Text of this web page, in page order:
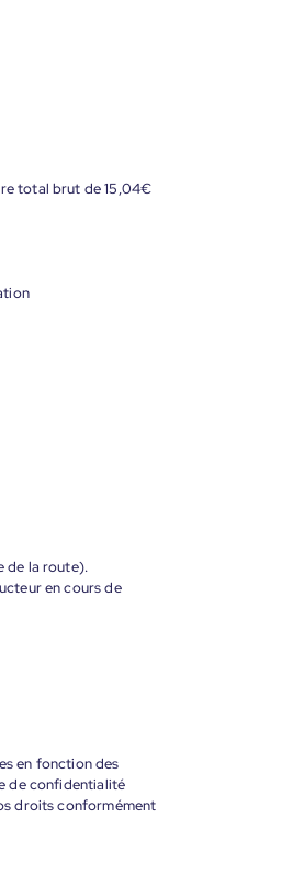
total brut de 15,04€
de la route).
en cours de
en fonction des
de confidentialité
droits conformément